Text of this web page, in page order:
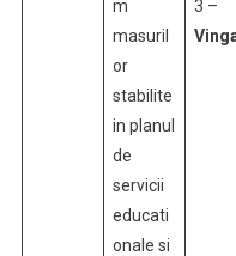
m
masuril
or
stabilite
in planul
de
servicii
educati
onale si
3 –